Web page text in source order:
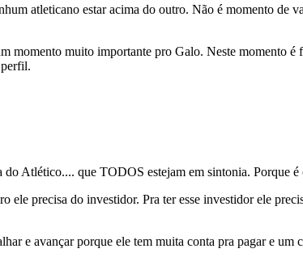
atleticano estar acima do outro. Não é momento de
muito importante pro Galo. Neste momento é
Atlético.... que TODOS estejam em sintonia. Porque
ele precisa do investidor. Pra ter esse investidor ele
e avançar porque ele tem muita conta pra pagar e